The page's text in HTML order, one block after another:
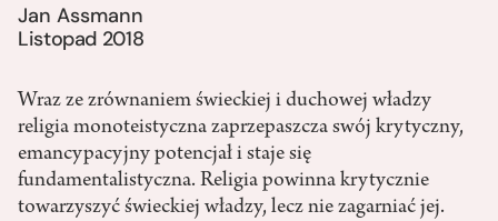
Jan Assmann
Listopad 2018
Wraz ze zrównaniem świeckiej i duchowej władzy
religia monoteistyczna zaprzepaszcza swój krytyczny,
emancypacyjny potencjał i staje się
fundamentalistyczna. Religia powinna krytycznie
towarzyszyć świeckiej władzy, lecz nie zagarniać jej.